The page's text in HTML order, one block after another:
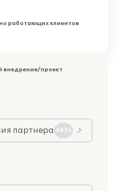
работающих клиентов
внедрение/проект
партнера 4836